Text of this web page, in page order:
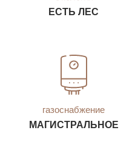
ЕСТЬ ЛЕС
газоснабжение
МАГИСТРАЛЬНОЕ